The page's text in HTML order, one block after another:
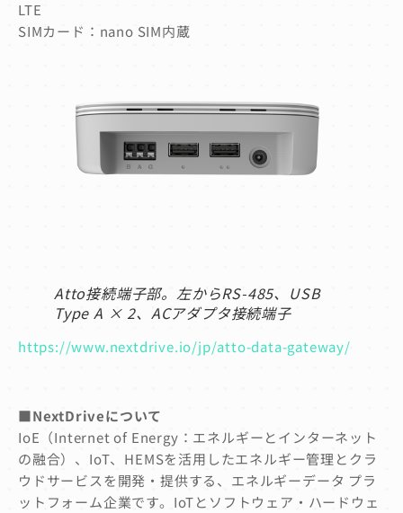
LTE
SIMカード：nano SIM内蔵
Atto接続端子部。左からRS-485、USB
Type A × 2、ACアダプタ接続端子
https://www.nextdrive.io/jp/atto-data-gateway/
■NextDriveについて
IoE（Internet of Energy：エネルギーとインターネット
の融合）、IoT、HEMSを活用したエネルギー管理とクラ
ウドサービスを開発・提供する、エネルギーデータ プラ
ットフォーム企業です。IoTとソフトウェア・ハードウェ